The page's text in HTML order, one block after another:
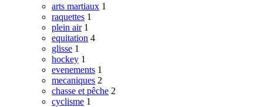
arts martiaux 1
raquettes 1
plein air 1
equitation 4
glisse 1
hockey 1
evenements 1
mecaniques 2
chasse et pêche 2
cyclisme 1